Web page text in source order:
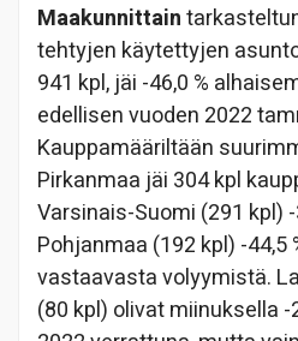
Maakunnittain
tehtyjen käytettyjen
941 kpl, jäi -46,0 %
edellisen vuoden 2022
Kauppamääriltään
Pirkanmaa jäi 304 kpl
Varsinais-Suomi (291 kpl)
Pohjanmaa (192 kpl) -44,5
vastaavasta volyymistä.
(80 kpl) olivat miinuksella